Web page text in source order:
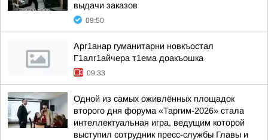
выдачи заказов
09:50
Арг1анар гуманитарни новкъостал
Г1алг1айчера т1ема доакъошка
09:33
Одной из самых оживлённых площадок
второго дня форума «Таргим-2026» стала
интеллектуальная игра, ведущим которой
выступил сотрудник пресс-службы Главы и